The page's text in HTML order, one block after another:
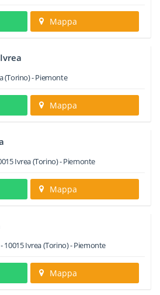
Mappa
(Torino) -Piemonte
Mappa
Ivrea(Torino) -Piemonte
Mappa
10015Ivrea(Torino) -Piemonte
Mappa